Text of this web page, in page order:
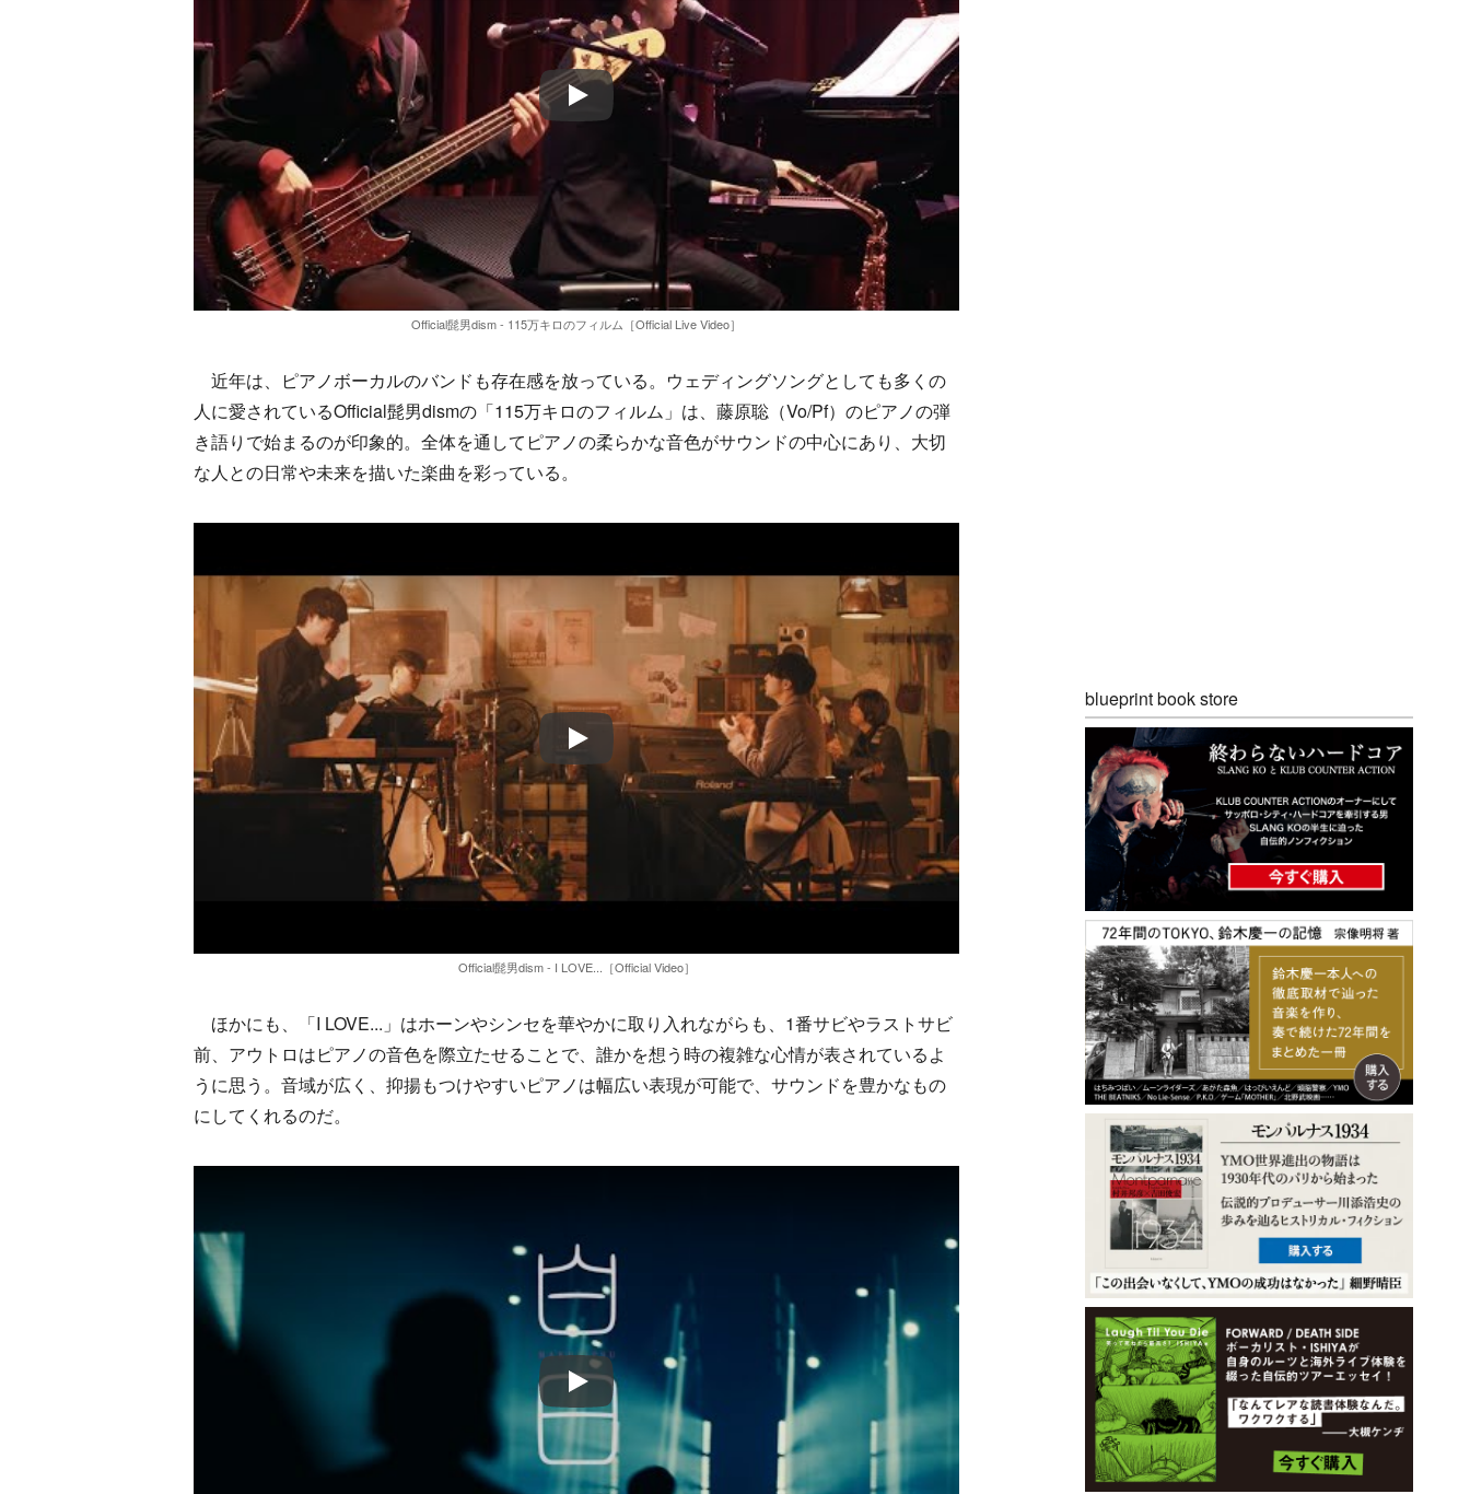
Play
Official髭男dism - 115万キロのフィルム［Official Live Video］
近年は、ピアノボーカルのバンドも存在感を放っている。ウェディングソングとしても多くの
人に愛されているOfficial髭男dismの「115万キロのフィルム」は、藤原聡（Vo/Pf）のピアノの弾
き語りで始まるのが印象的。全体を通してピアノの柔らかな音色がサウンドの中心にあり、大切
な人との日常や未来を描いた楽曲を彩っている。
Official髭男dism - I LOVE...［Official Video］
ほかにも、「I LOVE...」はホーンやシンセを華やかに取り入れながらも、1番サビやラストサビ
前、アウトロはピアノの音色を際立たせることで、誰かを想う時の複雑な心情が表されているよ
うに思う。音域が広く、抑揚もつけやすいピアノは幅広い表現が可能で、サウンドを豊かなもの
にしてくれるのだ。
blueprint book store